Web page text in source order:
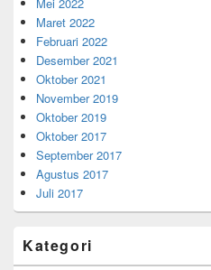
Maret 2022
Februari 2022
Desember 2021
Oktober 2021
November 2019
Oktober 2019
Oktober 2017
September 2017
Agustus 2017
Juli 2017
Kategori